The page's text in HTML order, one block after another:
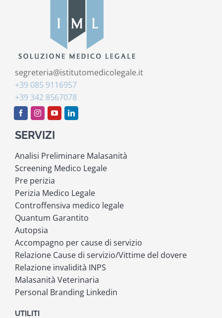
segreteria@istitutomedicolegale.it
+39 085 9116957
+39 342 8567078
SERVIZI
Analisi Preliminare Malasanità
Screening Medico Legale
Pre perizia
Perizia Medico Legale
Controffensiva medico legale
Quantum Garantito
Autopsia
Accompagno per cause di servizio
Relazione Cause di servizio/Vittime del dovere
Relazione invalidità INPS
Malasanità Veterinaria
Personal Branding Linkedin
UTILITI